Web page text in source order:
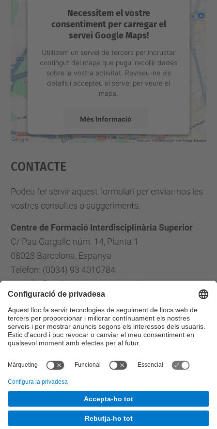
Necessitem el vostre
consentiment per carregar el
servei Google Maps!
Utilitzem un servei de tercers per incrustar
contingut del mapa que pugui recollir dades
sobre la vostra activitat. Reviseu-ne els
detalls i accepteu el servei per veure el
mapa.
Més Informació
powered by
Contacte
Podeu fer servir aquest formulari per enviar-nos les
vostres consultes o suggeriments.
Centre de Formació Interdisciplinària Superior
C/ Pau Gargallo núm. 14, Planta 1
08028 Barcelona, Espanya
Telèfon: (0034) 93 4010784
E-mail: cfis.administracio@upc.edu
Formulari de contacte
Llista Xarxes Socials
Centre de Formació Interdisciplinària Superior